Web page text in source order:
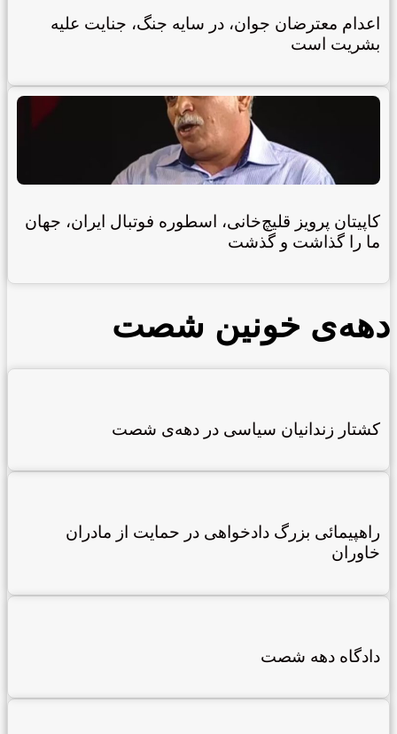
اعدام معترضان جوان، در سایه جنگ، جنایت علیه
بشریت است
کاپیتان پرویز قلیچ‌خانی، اسطوره فوتبال ایران، جهان
ما را گذاشت و گذشت
دهه‌ی خونین شصت
کشتار زندانیان سیاسی در دهه‌ی شصت
راهپیمائی بزرگ دادخواهی در حمایت از مادران
خاوران
دادگاه دهه شصت